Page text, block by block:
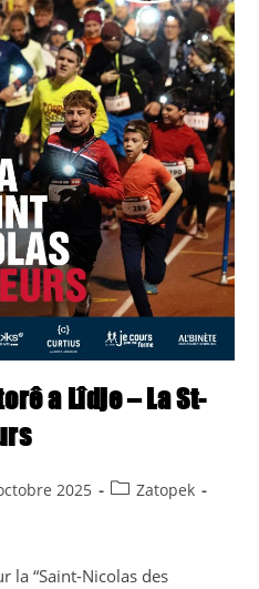
a Lîdje – La St-
2025
PostZatopek
la “Saint-Nicolas des